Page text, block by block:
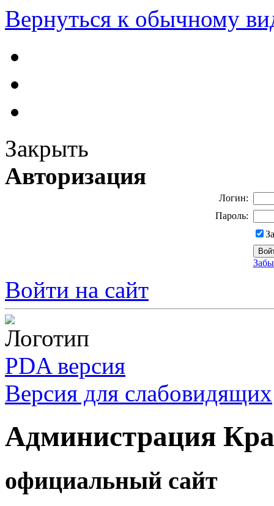
Вернуться к обычному
Закрыть
Авторизация
Логин:
Пароль:
Войти на сайт
PDA версия
Версия для слабовидящих
Администрация
официальный сайт